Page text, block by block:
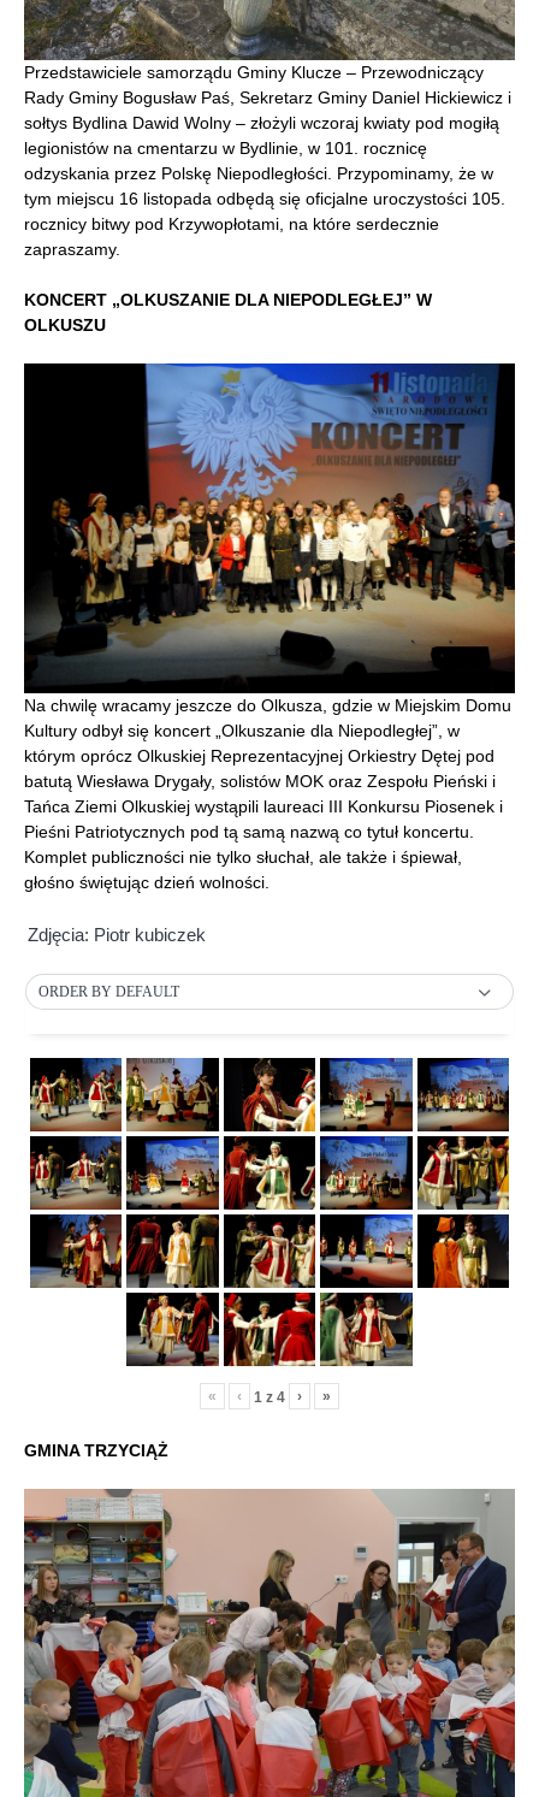
Przedstawiciele samorządu Gminy Klucze – Przewodniczący
Rady Gminy Bogusław Paś, Sekretarz Gminy Daniel Hickiewicz i
sołtys Bydlina Dawid Wolny – złożyli wczoraj kwiaty pod mogiłą
legionistów na cmentarzu w Bydlinie, w 101. rocznicę
odzyskania przez Polskę Niepodległości. Przypominamy, że w
tym miejscu 16 listopada odbędą się oficjalne uroczystości 105.
rocznicy bitwy pod Krzywopłotami, na które serdecznie
zapraszamy.
KONCERT „OLKUSZANIE DLA NIEPODLEGŁEJ” W
OLKUSZU
Na chwilę wracamy jeszcze do Olkusza, gdzie w Miejskim Domu
Kultury odbył się koncert „Olkuszanie dla Niepodległej”, w
którym oprócz Olkuskiej Reprezentacyjnej Orkiestry Dętej pod
batutą Wiesława Drygały, solistów MOK oraz Zespołu Pieński i
Tańca Ziemi Olkuskiej wystąpili laureaci III Konkursu Piosenek i
Pieśni Patriotycznych pod tą samą nazwą co tytuł koncertu.
Komplet publiczności nie tylko słuchał, ale także i śpiewał,
głośno świętując dzień wolności.
Zdjęcia: Piotr kubiczek
ORDER BY DEFAULT
« ‹ 1 z 4 › »
GMINA TRZYCIĄŻ